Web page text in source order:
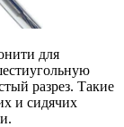
для
разрез. Такие
и сидячих